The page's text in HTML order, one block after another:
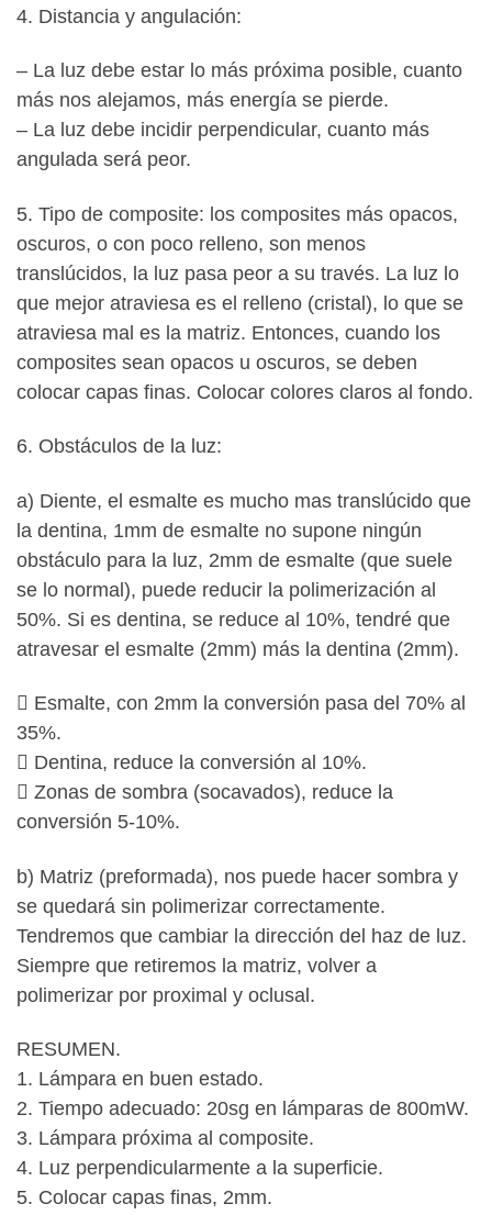
4. Distancia y angulación:
– La luz debe estar lo más próxima posible, cuanto
más nos alejamos, más energía se pierde.
– La luz debe incidir perpendicular, cuanto más
angulada será peor.
5. Tipo de composite: los composites más opacos,
oscuros, o con poco relleno, son menos
translúcidos, la luz pasa peor a su través. La luz lo
que mejor atraviesa es el relleno (cristal), lo que se
atraviesa mal es la matriz. Entonces, cuando los
composites sean opacos u oscuros, se deben
colocar capas finas. Colocar colores claros al fondo.
6. Obstáculos de la luz:
a) Diente, el esmalte es mucho mas translúcido que
la dentina, 1mm de esmalte no supone ningún
obstáculo para la luz, 2mm de esmalte (que suele
se lo normal), puede reducir la polimerización al
50%. Si es dentina, se reduce al 10%, tendré que
atravesar el esmalte (2mm) más la dentina (2mm).
 Esmalte, con 2mm la conversión pasa del 70% al
35%.
 Dentina, reduce la conversión al 10%.
 Zonas de sombra (socavados), reduce la
conversión 5-10%.
b) Matriz (preformada), nos puede hacer sombra y
se quedará sin polimerizar correctamente.
Tendremos que cambiar la dirección del haz de luz.
Siempre que retiremos la matriz, volver a
polimerizar por proximal y oclusal.
RESUMEN.
1. Lámpara en buen estado.
2. Tiempo adecuado: 20sg en lámparas de 800mW.
3. Lámpara próxima al composite.
4. Luz perpendicularmente a la superficie.
5. Colocar capas finas, 2mm.